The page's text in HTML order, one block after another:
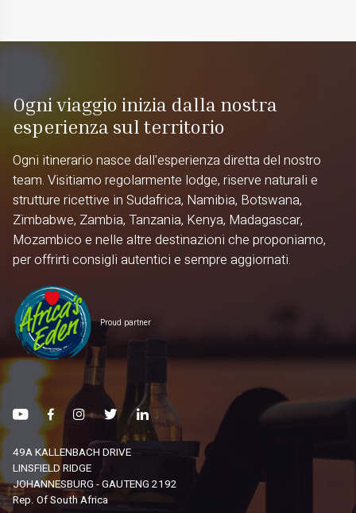
Ogni viaggio inizia dalla nostra
esperienza sul territorio
Ogni itinerario nasce dall'esperienza diretta del nostro
team. Visitiamo regolarmente lodge, riserve naturali e
strutture ricettive in Sudafrica, Namibia, Botswana,
Zimbabwe, Zambia, Tanzania, Kenya, Madagascar,
Mozambico e nelle altre destinazioni che proponiamo,
per offrirti consigli autentici e sempre aggiornati.
Proud partner
49A KALLENBACH DRIVE
LINSFIELD RIDGE
JOHANNESBURG - GAUTENG 2192
Rep. Of South Africa